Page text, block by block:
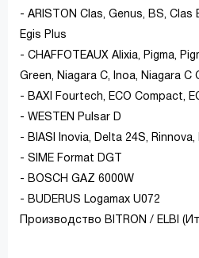
- ARISTON Clas, Genus, BS, Clas
Egis Plus
- CHAFFOTEAUX Alixia, Pigma,
Green, Niagara C, Inoa, Niagara C
- BAXI Fourtech, ECO Compact,
- WESTEN Pulsar D
- BIASI Inovia, Delta 24S,
- SIME Format DGT
- BOSCH GAZ 6000W
- BUDERUS Logamax U072
Производство BITRON / ELBI